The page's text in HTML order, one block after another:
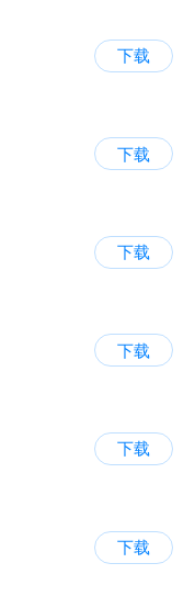
下载
下载
下载
下载
下载
下载